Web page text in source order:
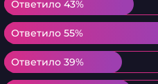
Ответило 43%
Ответило 43%
Ответило 55%
Ответило 55%
Ответило 39%
Ответило 39%